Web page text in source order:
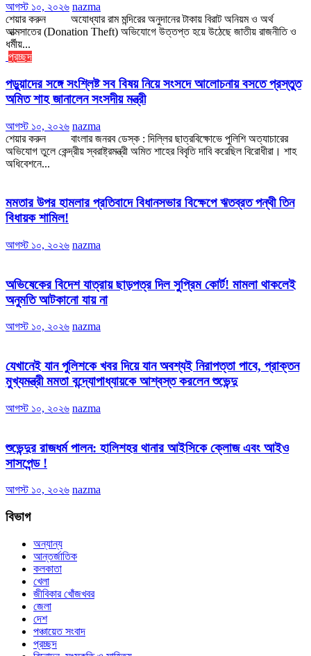
আগস্ট ১০, ২০২৬ nazma
শেয়ার করুন অযোধ্যার রাম মন্দিরের অনুদানের টাকায় বিরাট অনিয়ম ও অর্থ
আত্মসাতের (Donation Theft) অভিযোগে উত্তপ্ত হয়ে উঠেছে জাতীয় রাজনীতি ও
ধর্মীয়...
প্রচ্ছদ
পড়ুয়াদের সঙ্গে সংশ্লিষ্ট সব বিষয় নিয়ে সংসদে আলোচনায় বসতে প্রস্তুত
অমিত শাহ জানালেন সংসদীয় মন্ত্রী
আগস্ট ১০, ২০২৬ nazma
শেয়ার করুন বাংলার জনরব ডেস্ক : দিল্লির ছাত্রবিক্ষোভে পুলিশি অত্যাচারের
অভিযোগ তুলে কেন্দ্রীয় স্বরাষ্ট্রমন্ত্রী অমিত শাহের বিবৃতি দাবি করেছিল বিরোধীরা। শাহ
অধিবেশনে...
মমতার উপর হামলার প্রতিবাদে বিধানসভার বিক্ষেপে ঋতব্রত পন্থী তিন
বিধায়ক শামিল!
আগস্ট ১০, ২০২৬ nazma
অভিষেকের বিদেশ যাত্রায় ছাড়পত্র দিল সুপ্রিম কোর্ট! মামলা থাকলেই
অনুমতি আটকানো যায় না
আগস্ট ১০, ২০২৬ nazma
যেখানেই যান পুলিশকে খবর দিয়ে যান অবশ্যই নিরাপত্তা পাবে, প্রাক্তন
মুখ্যমন্ত্রী মমতা বন্দ্যোপাধ্যায়কে আশ্বস্ত করলেন শুভেন্দু
আগস্ট ১০, ২০২৬ nazma
শুভেন্দুর রাজধর্ম পালন: হালিশহর থানার আইসিকে ক্লোজ এবং আইও
সাসপেন্ড !
আগস্ট ১০, ২০২৬ nazma
বিভাগ
অন্যান্য
আন্তর্জাতিক
কলকাতা
খেলা
জীবিকার খোঁজখবর
জেলা
দেশ
পঞ্চায়েত সংবাদ
প্রচ্ছদ